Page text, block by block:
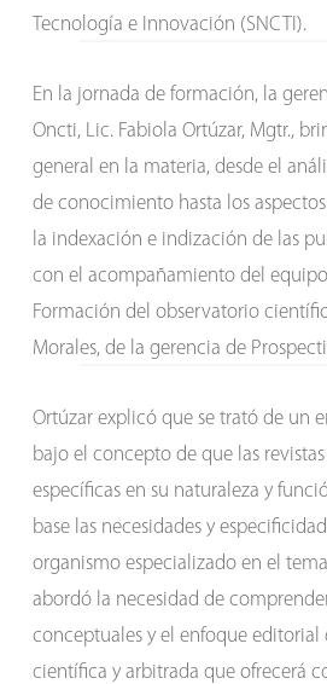
Tecnología e Innovación (SNCTI).
En la jornada de formación, la
Oncti, Lic. Fabiola Ortúzar, Mgtr.,
general en la materia, desde el
de conocimiento hasta los
la indexación e indización de las
con el acompañamiento del
Formación del observatorio
Morales, de la gerencia de
Ortúzar explicó que se trató de un
bajo el concepto de que las
específicas en su naturaleza y
base las necesidades y
organismo especializado en el
abordó la necesidad de
conceptuales y el enfoque
científica y arbitrada que ofrecerá